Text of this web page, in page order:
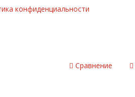
конфиденциальности
Сравнение